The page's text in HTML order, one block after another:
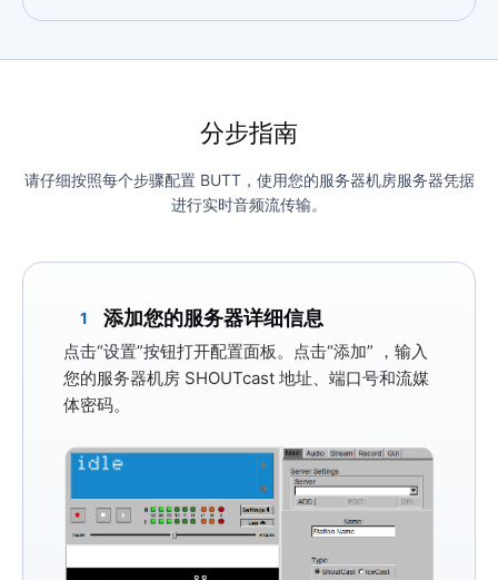
分步指南
请仔细按照每个步骤配置 BUTT，使用您的服务器机房服务器凭据
进行实时音频流传输。
1 添加您的服务器详细信息
点击“设置”按钮打开配置面板。点击“添加” ，输入
您的服务器机房 SHOUTcast 地址、端口号和流媒
体密码。